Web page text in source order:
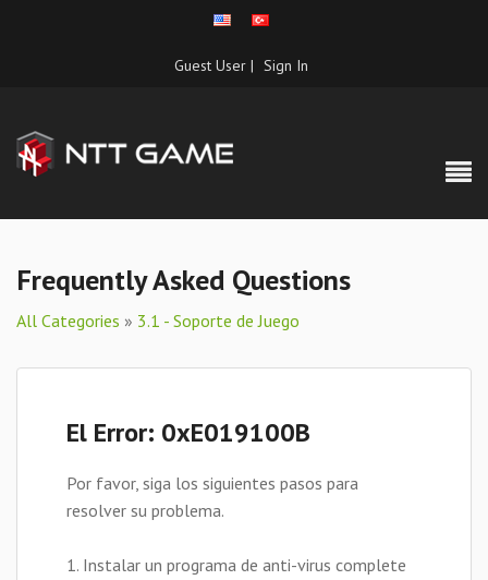
Guest User | Sign In
Frequently Asked Questions
All Categories » 3.1 - Soporte de Juego
El Error: 0xE019100B
Por favor, siga los siguientes pasos para
resolver su problema.
1. Instalar un programa de anti-virus complete